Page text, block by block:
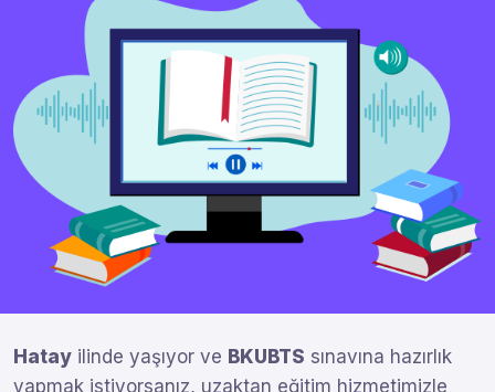
Hatay ilinde yaşıyor ve BKUBTS sınavına hazırlık
yapmak istiyorsanız, uzaktan eğitim hizmetimizle